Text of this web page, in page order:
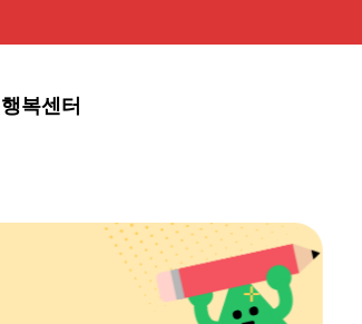
행복센터